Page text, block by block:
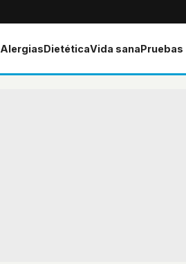
AlergiasDietéticaVida sana